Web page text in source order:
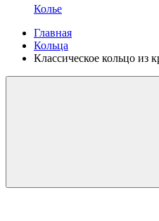
Колье
Главная
Кольца
Классическое кольцо из